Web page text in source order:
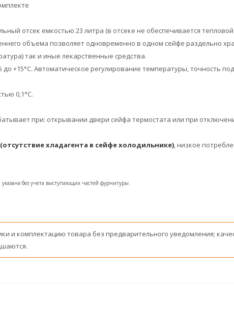
отсек емкостью 23 литра (в отсеке не обеспечивается
объема позволяет одновременно в одном сейфе раздельно
так и иные лекарственные средства.
+15°С. Автоматическое регулирование температуры, точность
0,1°С.
при: открывании двери сейфа термостата или при
хладагента в сейфе холодильнике), низкое
без учета выступающих частей фурнитуры.
и комплектацию товара без предварительного уведомления;